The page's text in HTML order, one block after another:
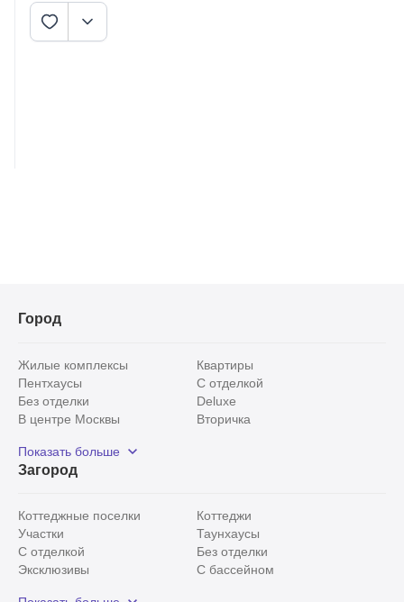
Город
Жилые комплексы
Квартиры
Пентхаусы
С отделкой
Без отделки
Deluxe
В центре Москвы
Вторичка
Рядом с парком
С панорамными окнами
Показать больше
Загород
Коттеджные поселки
Коттеджи
Участки
Таунхаусы
С отделкой
Без отделки
Эксклюзивы
С бассейном